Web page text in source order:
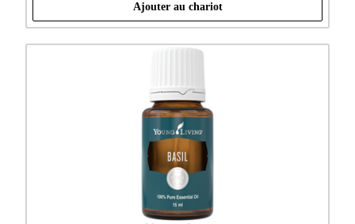
Ajouter au chariot